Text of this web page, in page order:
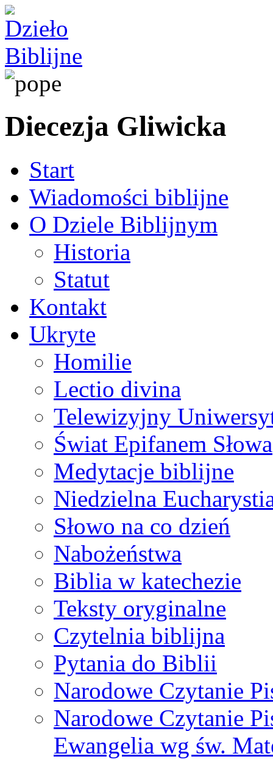
Diecezja Gliwicka
Start
Wiadomości biblijne
O Dziele Biblijnym
Historia
Statut
Kontakt
Ukryte
Homilie
Lectio divina
Telewizyjny
Świat Epifanem Słowa
Medytacje biblijne
Niedzielna
Słowo na co dzień
Nabożeństwa
Biblia w katechezie
Teksty oryginalne
Czytelnia biblijna
Pytania do Biblii
Narodowe Czytanie
Narodowe Czytanie
Ewangelia wg św.